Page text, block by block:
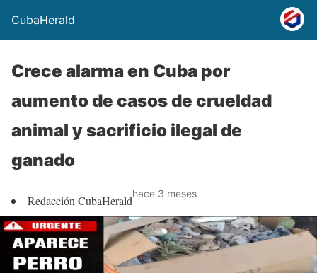
CubaHerald
Crece alarma en Cuba por
aumento de casos de crueldad
animal y sacrificio ilegal de
ganado
Redacción CubaHeraldhace 3 meses